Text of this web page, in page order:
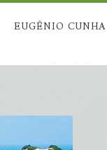
EUGÊNIO CUNHA